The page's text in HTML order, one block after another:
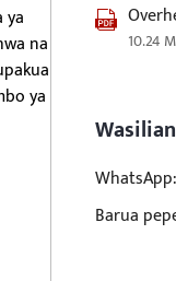
ya
na
ya
10.24
WhatsApp:
Barua